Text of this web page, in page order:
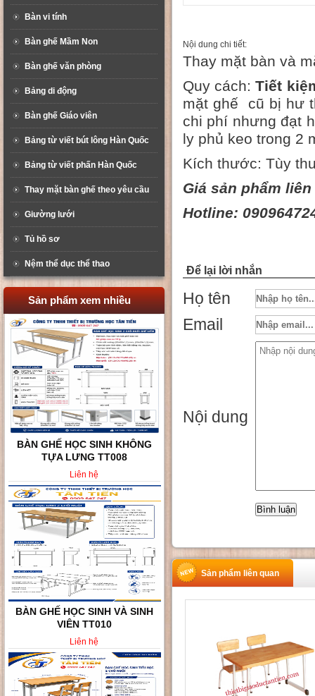
Bàn vi tính
Bàn ghế Mầm Non
Bàn ghế văn phòng
Bảng di động
Bàn ghế Giáo viên
Bảng từ viết bút lông Hàn Quốc
Bảng từ viết phấn Hàn Quốc
Thay mặt bàn ghế theo yêu cầu
Giường lưới
Tủ hồ sơ
Nệm thể dục thể thao
Sản phẩm xem nhiều
BÀN GHẾ HỌC SINH KHÔNG
TỰA LƯNG TT008
Liên hệ
BÀN GHẾ HỌC SINH VÀ SINH
VIÊN TT010
Liên hệ
Nội dung chi tiết:
Thay mặt bàn và
Quy cách:Tiết
mặt ghế cũ bị hư
chi phí nhưng đạt
ly phủ keo trong 2
Kích thước: Tùy
Giá sản phẩm
Hotline:
Để lại lời nhắn
Họ tên
Email
Nội dung
Sản phẩm liên quan